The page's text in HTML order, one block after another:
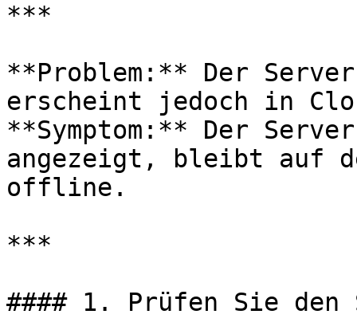
***
**Problem:** Der
erscheint jedoch in
**Symptom:** Der
angezeigt, bleibt auf
offline.
***
#### 1. Prüfen Sie